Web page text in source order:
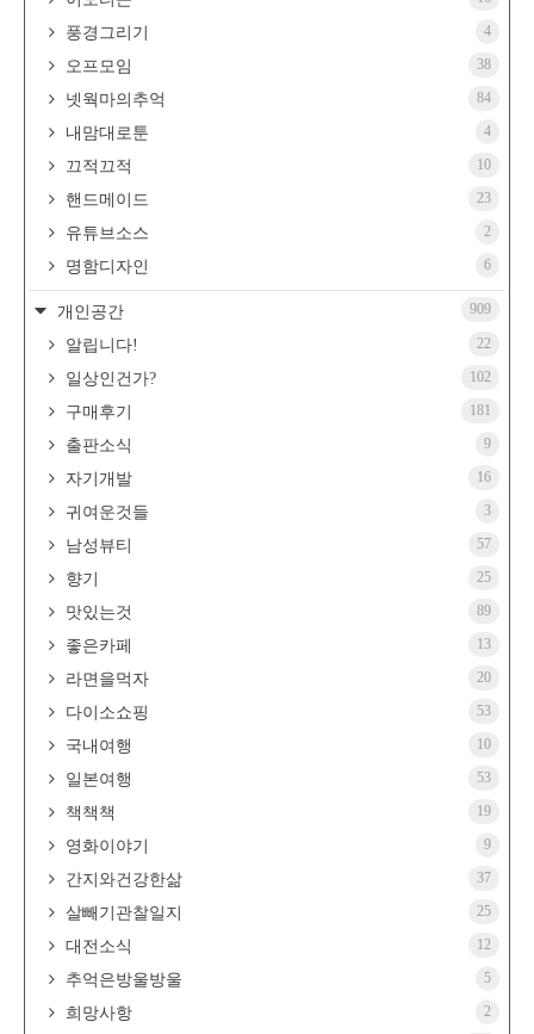
풍경그리기 4
오프모임 38
넷웍마의추억 84
내맘대로툰 4
끄적끄적 10
핸드메이드 23
유튜브소스 2
명함디자인 6
개인공간 909
알립니다! 22
일상인건가? 102
구매후기 181
출판소식 9
자기개발 16
귀여운것들 3
남성뷰티 57
향기 25
맛있는것 89
좋은카페 13
라면을먹자 20
다이소쇼핑 53
국내여행 10
일본여행 53
책책책 19
영화이야기 9
간지와건강한삶 37
살빼기관찰일지 25
대전소식 12
추억은방울방울 5
희망사항 2